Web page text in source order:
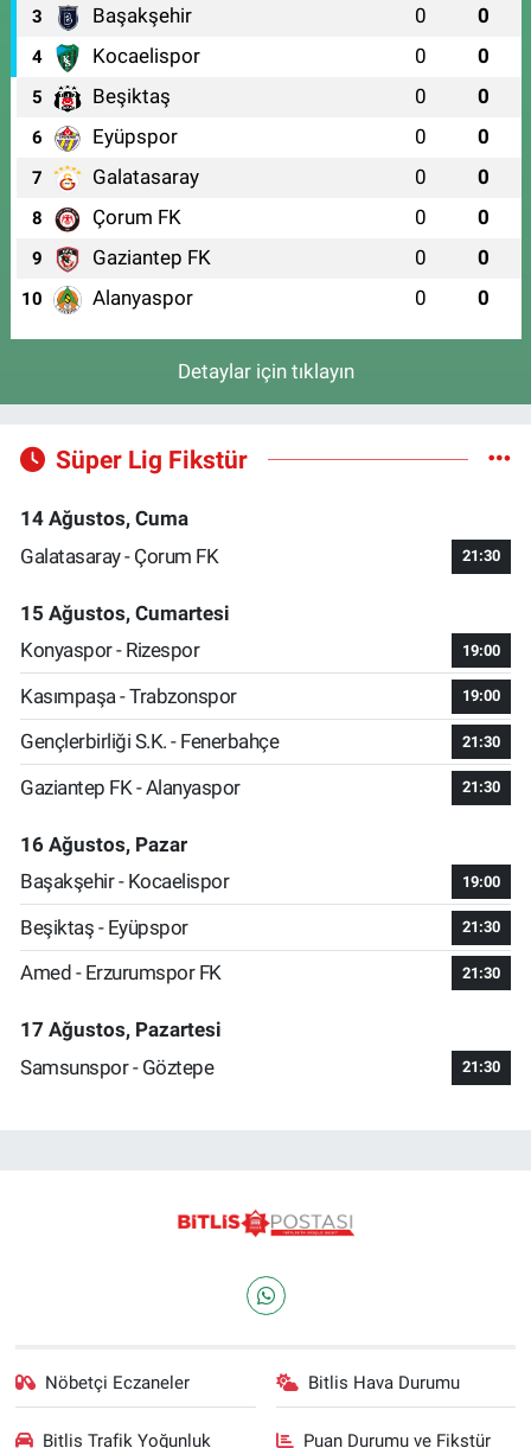
3 Başakşehir 0 0
4 Kocaelispor 0 0
5 Beşiktaş 0 0
6 Eyüpspor 0 0
7 Galatasaray 0 0
8 Çorum FK 0 0
9 Gaziantep FK 0 0
10 Alanyaspor 0 0
Detaylar için tıklayın
Süper Lig Fikstür
14 Ağustos, Cuma
Galatasaray - Çorum FK
21:30
15 Ağustos, Cumartesi
Konyaspor - Rizespor
19:00
Kasımpaşa - Trabzonspor 19:00
Gençlerbirliği S.K. - Fenerbahçe 21:30
Gaziantep FK - Alanyaspor 21:30
16 Ağustos, Pazar
Başakşehir - Kocaelispor
19:00
Beşiktaş - Eyüpspor 21:30
Amed - Erzurumspor FK 21:30
17 Ağustos, Pazartesi
Samsunspor - Göztepe
21:30
Nöbetçi Eczaneler Bitlis Hava Durumu
Bitlis Trafik Yoğunluk Puan Durumu ve Fikstür